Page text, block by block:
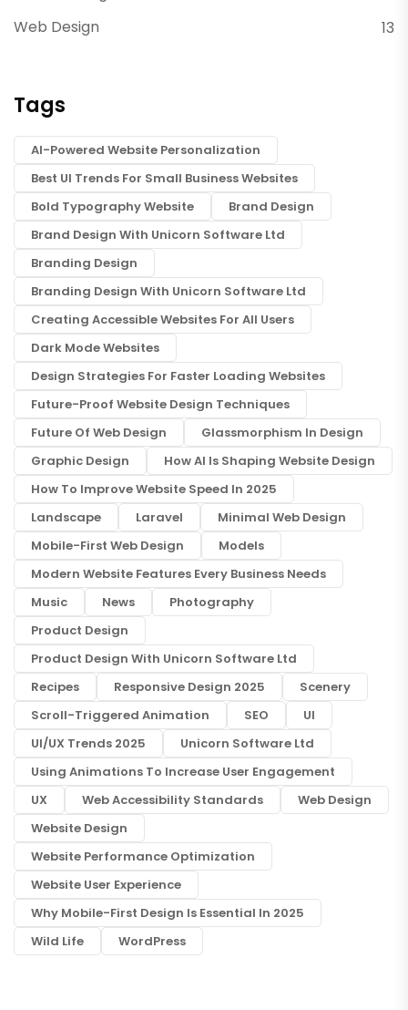
Web Design
13
Tags
AI-Powered Website Personalization
Best UI Trends For Small Business Websites
Bold Typography Website
Brand Design
Brand Design With Unicorn Software Ltd
Branding Design
Branding Design With Unicorn Software Ltd
Creating Accessible Websites For All Users
Dark Mode Websites
Design Strategies For Faster Loading Websites
Future-Proof Website Design Techniques
Future Of Web Design
Glassmorphism In Design
Graphic Design
How AI Is Shaping Website Design
How To Improve Website Speed In 2025
Landscape
Laravel
Minimal Web Design
Mobile-First Web Design
Models
Modern Website Features Every Business Needs
Music
News
Photography
Product Design
Product Design With Unicorn Software Ltd
Recipes
Responsive Design 2025
Scenery
Scroll-Triggered Animation
SEO
UI
UI/UX Trends 2025
Unicorn Software Ltd
Using Animations To Increase User Engagement
UX
Web Accessibility Standards
Web Design
Website Design
Website Performance Optimization
Website User Experience
Why Mobile-First Design Is Essential In 2025
Wild Life
WordPress